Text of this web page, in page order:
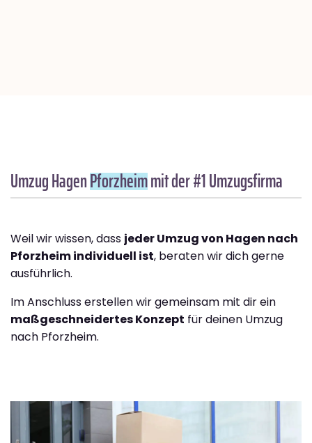
Umzug HagenPforzheimmit der #1 Umzugsfirma
Weil wir wissen, dass jeder Umzug von Hagen nach
Pforzheim individuell ist, beraten wir dich gerne
ausführlich.
Im Anschluss erstellen wir gemeinsam mit dir ein
maßgeschneidertes Konzept für deinen Umzug
nach Pforzheim.